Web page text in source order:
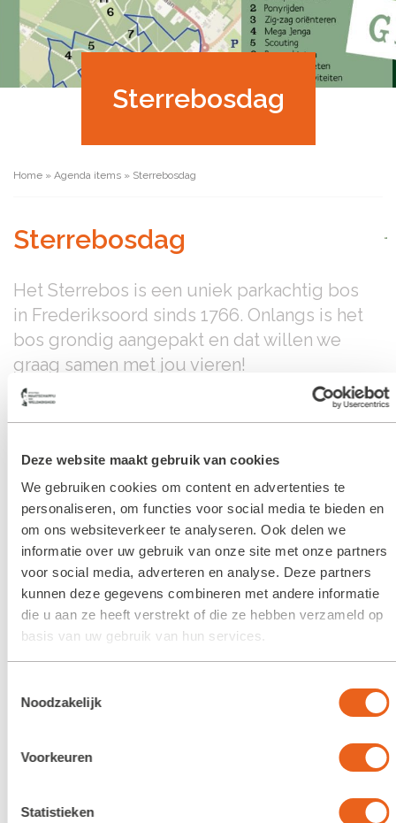
Deze website maakt gebruik van cookies
We gebruiken cookies om content en advertenties te
personaliseren, om functies voor social media te bieden en
om ons websiteverkeer te analyseren. Ook delen we
informatie over uw gebruik van onze site met onze partners
voor social media, adverteren en analyse. Deze partners
kunnen deze gegevens combineren met andere informatie
die u aan ze heeft verstrekt of die ze hebben verzameld op
basis van uw gebruik van hun services.
Noodzakelijk
Voorkeuren
Statistieken
Sterrebosdag
Home » Agenda items » Sterrebosdag
Sterrebosdag
Het Sterrebos is een uniek parkachtig bos
in Frederiksoord sinds 1766. Onlangs is het
bos grondig aangepakt en dat willen we
graag samen met jou vieren!
Zaterdag 26 mei is het groot feest in het Sterrebos
Met o.a. een wandelroute met leuke activiteiten,
muziek, je kunt er paardrijden, er worden verhalen
verteld. Er is een boekpresentatie en je kunt dineren in
het bos!
Het dineren in het Sterrebos is heel bijzonder, “Eten
onder het bladerdak”. Het menu, verzorgd door
Culivents/Nieuwe Leefstijl, is gebaseerd op paar
honderd jaar geschiedenis:
soort Jacobijnensoep met fazant/ gruyère. Het
kalf en varken. Dit was vroeger het visitekaartje voor de
dieren op het land had. Daarbij worden salades met